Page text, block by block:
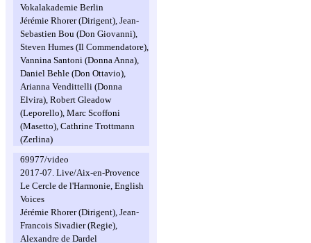
Vokalakademie Berlin
Jérémie Rhorer (Dirigent), Jean-
Sebastien Bou (Don Giovanni),
Steven Humes (Il Commendatore),
Vannina Santoni (Donna Anna),
Daniel Behle (Don Ottavio),
Arianna Vendittelli (Donna
Elvira), Robert Gleadow
(Leporello), Marc Scoffoni
(Masetto), Cathrine Trottmann
(Zerlina)
69977/video
2017-07. Live/Aix-en-Provence
Le Cercle de l'Harmonie, English
Voices
Jérémie Rhorer (Dirigent), Jean-
Francois Sivadier (Regie),
Alexandre de Dardel